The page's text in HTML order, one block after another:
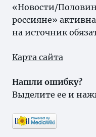
«Новости/
россияне»
на источник
Карта сайта
Нашли ошибку?
Выделите ее и